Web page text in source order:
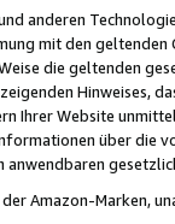
anderen
mit den
die geltenden
Hinweises,
Ihrer Website
über die
Amazon-Marken,